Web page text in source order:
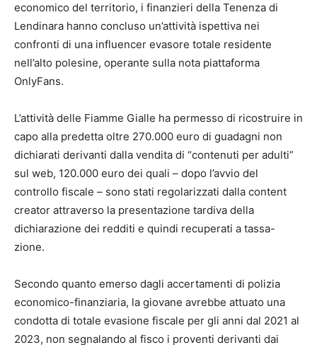
economico del territorio, i finanzieri della Tenenza di
Lendinara hanno concluso un’attività ispettiva nei
confronti di una influencer evasore totale residente
nell’alto polesine, operante sulla nota piattaforma
OnlyFans.
L’attività delle Fiamme Gialle ha permesso di ricostruire in
capo alla predetta oltre 270.000 euro di guadagni non
dichiarati derivanti dalla vendita di “contenuti per adulti”
sul web, 120.000 euro dei quali – dopo l’avvio del
controllo fiscale – sono stati regolarizzati dalla content
creator attraverso la presentazione tardiva della
dichiarazione dei redditi e quindi recuperati a tassa-
zione.
Secondo quanto emerso dagli accertamenti di polizia
economico-finanziaria, la giovane avrebbe attuato una
condotta di totale evasione fiscale per gli anni dal 2021 al
2023, non segnalando al fisco i proventi derivanti dai